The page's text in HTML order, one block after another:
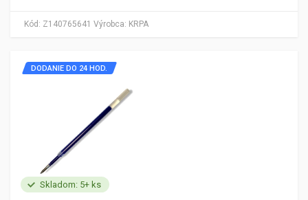
Kód: Z140765641 Výrobca: KRPA
Skladom: 5+ ks
DODANIE DO 24 HOD.